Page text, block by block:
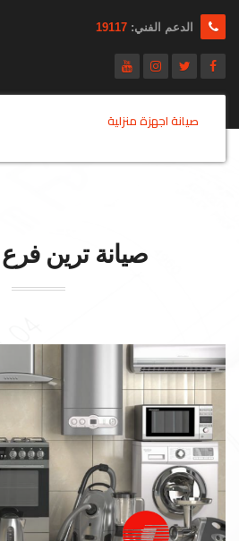
الدعم الفني: 19117
صيانة اجهزة منزلية
صيانةترين